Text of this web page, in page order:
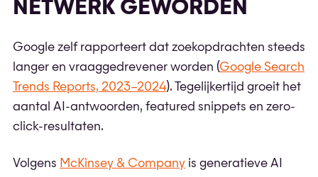
NETWERK GEWORDEN
Google zelf rapporteert dat zoekopdrachten steeds
langer en vraaggedrevener worden (Google Search
Trends Reports, 2023–2024). Tegelijkertijd groeit het
aantal AI-antwoorden, featured snippets en zero-
click-resultaten.
Volgens McKinsey & Company is generatieve AI